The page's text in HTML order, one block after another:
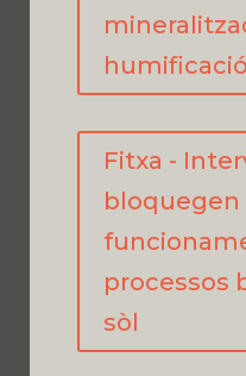
humificació
Fitxa -
bloquegen
processos
sòl